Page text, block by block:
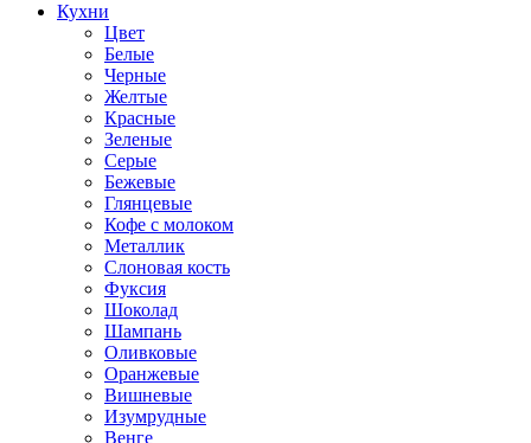
Кухни
Цвет
Белые
Черные
Желтые
Красные
Зеленые
Серые
Бежевые
Глянцевые
Кофе с молоком
Металлик
Слоновая кость
Фуксия
Шоколад
Шампань
Оливковые
Оранжевые
Вишневые
Изумрудные
Венге